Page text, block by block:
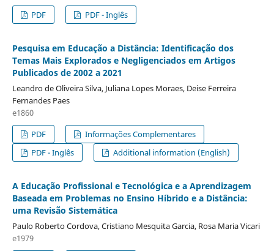
PDF
PDF - Inglês
Pesquisa em Educação a Distância: Identificação dos
Temas Mais Explorados e Negligenciados em Artigos
Publicados de 2002 a 2021
Leandro de Oliveira Silva, Juliana Lopes Moraes, Deise Ferreira
Fernandes Paes
e1860
PDF
Informações Complementares
PDF - Inglês
Additional information (English)
A Educação Profissional e Tecnológica e a Aprendizagem
Baseada em Problemas no Ensino Híbrido e a Distância:
uma Revisão Sistemática
Paulo Roberto Cordova, Cristiano Mesquita Garcia, Rosa Maria Vicari
e1979